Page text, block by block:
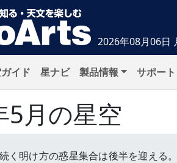
2026年08月06日
イド 星ナビ 製品情報 サポート
5月の星空
く明け方の惑星集合は後半を迎える